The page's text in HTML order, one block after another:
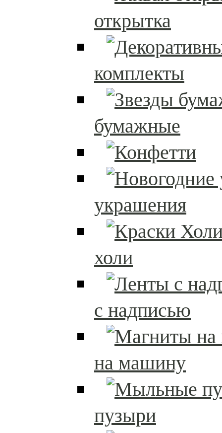
открытка
комплекты
бумажные
украшения
холи
с надписью
на машину
пузыри